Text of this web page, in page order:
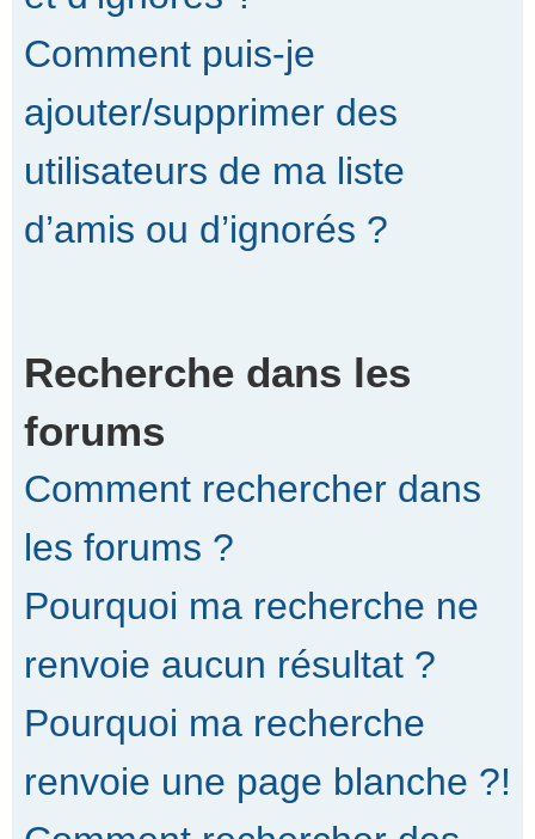
Comment puis-je
ajouter/supprimer des
utilisateurs de ma liste
d’amis ou d’ignorés ?
Recherche dans les
forums
Comment rechercher dans
les forums ?
Pourquoi ma recherche ne
renvoie aucun résultat ?
Pourquoi ma recherche
renvoie une page blanche ?!